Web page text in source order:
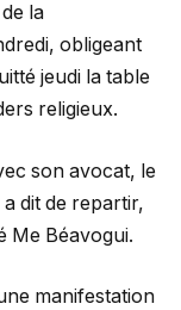
la
obligeant
jeudi la table
religieux.
son avocat, le
dit de repartir,
Me Béavogui.
manifestation